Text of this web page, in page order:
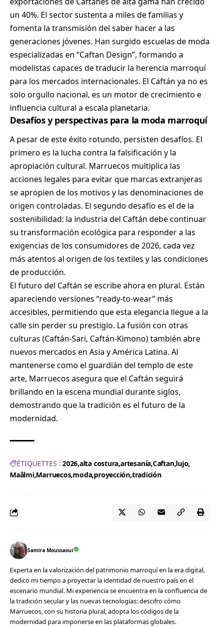
un 40%. El sector sustenta a miles de familias y
fomenta la transmisión del saber hacer a las
generaciones jóvenes. Han surgido escuelas de moda
especializadas en “Caftan Design”, formando a
modelistas capaces de traducir la herencia marroquí
para los mercados internacionales. El Caftán ya no es
solo orgullo nacional, es un motor de crecimiento e
influencia cultural a escala planetaria.
Desafíos y perspectivas para la moda marroquí
A pesar de este éxito rotundo, persisten desafíos. El
primero es la lucha contra la falsificación y la
apropiación cultural. Marruecos multiplica las
acciones legales para evitar que marcas extranjeras
se apropien de los motivos y las denominaciones de
origen controladas. El segundo desafío es el de la
sostenibilidad: la industria del Caftán debe continuar
su transformación ecológica para responder a las
exigencias de los consumidores de 2026, cada vez
más atentos al origen de los textiles y las condiciones
de producción.
El futuro del Caftán se escribe ahora en plural. Están
apareciendo versiones “ready-to-wear” más
accesibles, permitiendo que esta elegancia llegue a la
calle sin perder su prestigio. La fusión con otras
culturas (Caftán-Sari, Caftán-Kimono) también abre
nuevos mercados en Asia y América Latina. Al
mantenerse como el guardián del templo de este
arte, Marruecos asegura que el Caftán seguirá
brillando en la escena mundial durante siglos,
demostrando que la tradición es el futuro de la
modernidad.
ÉTIQUETTES : 2026 alta costuraartesanía Caftan lujo
Maâlmi Marruecos moda proyección tradición
Samira Moussaoui
Experta en la valorización del patrimonio marroquí en la era digital,
dedico mi tiempo a proyectar la identidad de nuestro país en el
escenario mundial. Mi experiencia se encuentra en la confluencia de
la tradición secular y las nuevas tecnologías: descifro cómo
Marruecos, con su historia plural, adopta los códigos de la
modernidad para imponerse en las plataformas globales.